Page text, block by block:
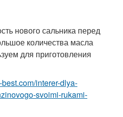
нового сальника перед
количества масла
для приготовления
interer-dlya-
svoimi-rukami-